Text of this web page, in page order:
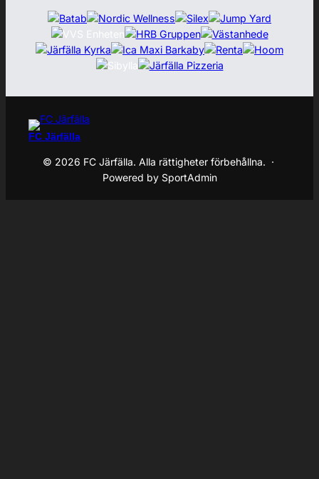
FC Järfälla
© 2026 FC Järfälla. Alla rättigheter förbehållna. ·
Powered by SportAdmin